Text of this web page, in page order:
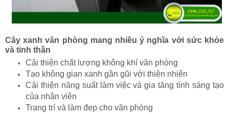
Cây xanh văn phòng mang nhiều ý nghĩa với sức khỏe
và tinh thần
Cải thiện chất lượng không khí văn phòng
Tạo không gian xanh gần gũi với thiên nhiên
Cải thiện năng suất làm việc và gia tăng tính sáng tạo
của nhân viên
Trang trí và làm đẹp cho văn phòng